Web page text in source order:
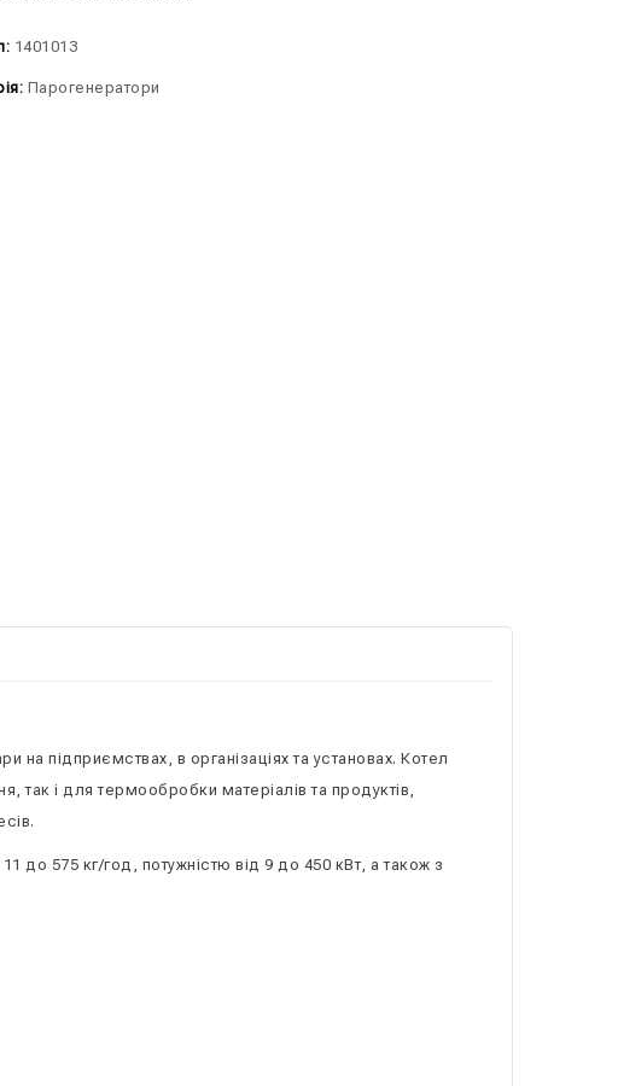
1401013
Парогенератори
підприємствах, в організаціях та установах. Котел
і для термообробки матеріалів та продуктів,
до 575 кг/год, потужністю від 9 до 450 кВт, а також з